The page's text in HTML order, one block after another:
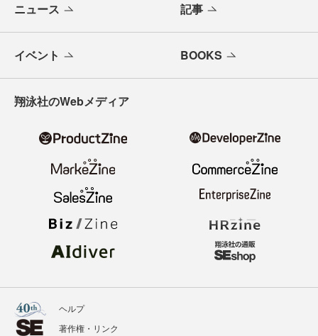
ニュース 記事
イベント BOOKS
翔泳社のWebメディア
ヘルプ
著作権・リンク